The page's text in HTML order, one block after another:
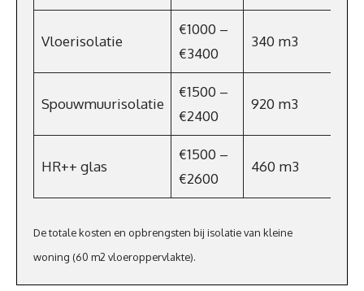
Vloerisolatie
€1000 –
€3400
340 m3
Spouwmuurisolatie
€1500 –
€2400
920 m3
HR++ glas
€1500 –
€2600
460 m3
De totale kosten en opbrengsten bij isolatie van kleine
woning (60 m2 vloeroppervlakte).